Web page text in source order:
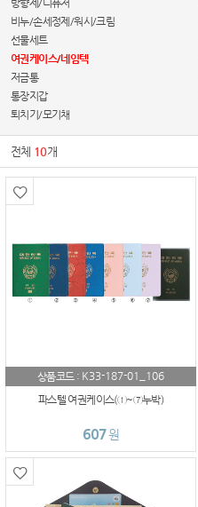
방향제/디퓨저
비누/손세정제/워시/크림
선물세트
여권케이스/네임텍
저금통
통장지갑
퇴치기/모기채
전체 10개
상품코드 : K33-187-01_106
파스텔 여권케이스(①~⑦누박)
607원